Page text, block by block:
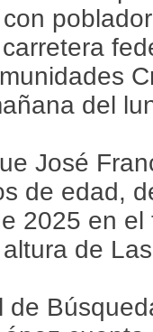
del
José
de edad,
2025 en el
de
de